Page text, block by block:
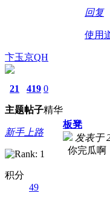
回复
使用
卞玉京QH
21
主题
419
帖子
0
精华
新手上路
积分
49
板凳
发表于
你完瓜啊